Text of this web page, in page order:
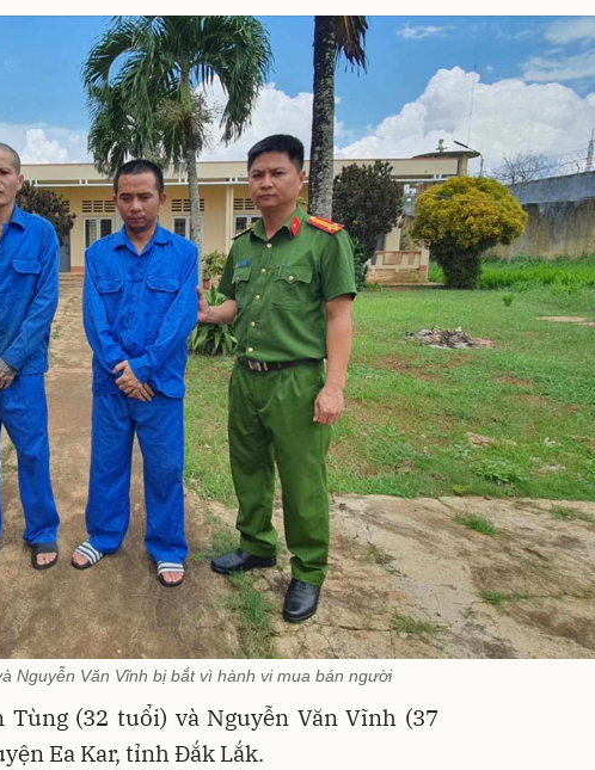
Nguyễn Văn Vĩnh bị bắt vì hành vi mua bán người
(32 tuổi) và Nguyễn Văn Vĩnh (37
Ea Kar, tỉnh Đắk Lắk.